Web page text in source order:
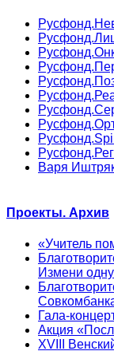
Варя
Проекты. Архив
«Учитель
Измени
Гала-
Акция
XVIII